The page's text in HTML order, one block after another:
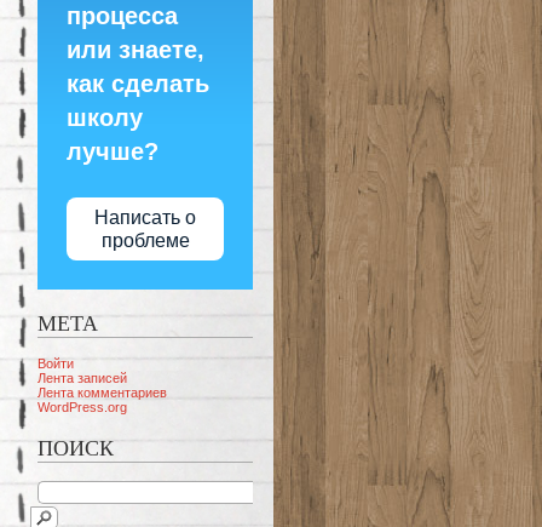
процесса
или знаете,
как сделать
школу
лучше?
Написать о
проблеме
МЕТА
Войти
Лента записей
Лента комментариев
WordPress.org
ПОИСК